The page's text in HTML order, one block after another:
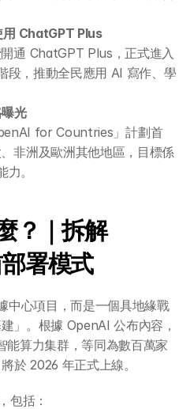
用 ChatGPT Plus
通 ChatGPT Plus，正式進入
段，推動全民應用 AI 寫作、學
光
for Countries」計劃首
非洲及歐洲其他地區，目標係
。
？｜拆解
署模式
心項目，而是一個具地緣戰
」。根據 OpenAI 公布內容，
能算力集群，等同為數百萬家
於 2026 年正式上線。
包括：